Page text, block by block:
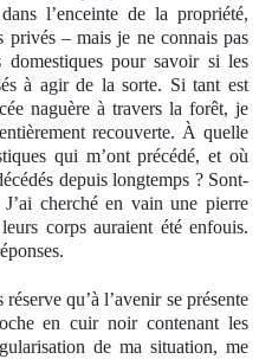
l’enceinte de la propriété,
privés – mais je ne connais pas
pour savoir si les
à agir de la sorte. Si tant est
naguère à travers la forêt, je
recouverte. À quelle
qui m’ont précédé, et où
depuis longtemps ? Sont-
cherché en vain une pierre
corps auraient été enfouis.
qu’à l’avenir se présente
en cuir noir contenant les
de ma situation, me